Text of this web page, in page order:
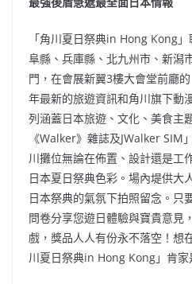
「角川夏日祭典in Hong Kong
阜縣、兵庫縣、北九州市、新潟
門，在會展新翼3樓大會堂前廳
年最新的旅遊資訊和角川旗下動
列涵蓋日本旅遊、文化、美食主
《Walker》雜誌及JWalker SIM
川攤位無論在佈置、設計還是工
日本夏日祭典色彩。場內堤供大
日本祭典的氣氛下拍照留念。只
問卷分享您遊日體驗與寶貴意見
戲，獎品人人有份永不落空！想
川夏日祭典in Hong Kong」肯家